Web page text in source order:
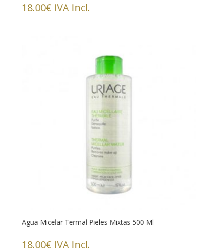
18.00€ IVA Incl.
Agua Micelar Termal Pieles Mixtas 500 Ml
18.00€ IVA Incl.